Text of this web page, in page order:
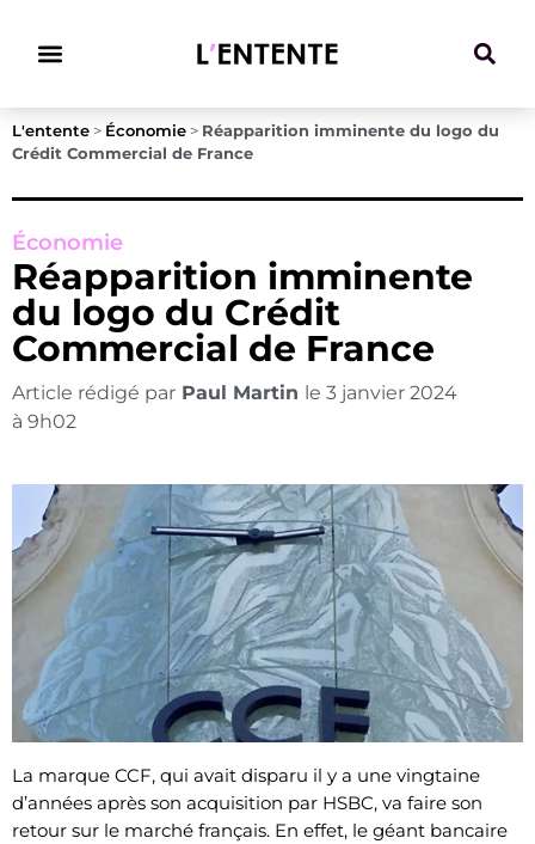
L'entente > Économie > Réapparition imminente du logo du
Crédit Commercial de France
Économie
Réapparition imminente
du logo du Crédit
Commercial de France
Article rédigé par Paul Martin le 3 janvier 2024
à 9h02
La marque CCF, qui avait disparu il y a une vingtaine
d’années après son acquisition par HSBC, va faire son
retour sur le marché français. En effet, le géant bancaire